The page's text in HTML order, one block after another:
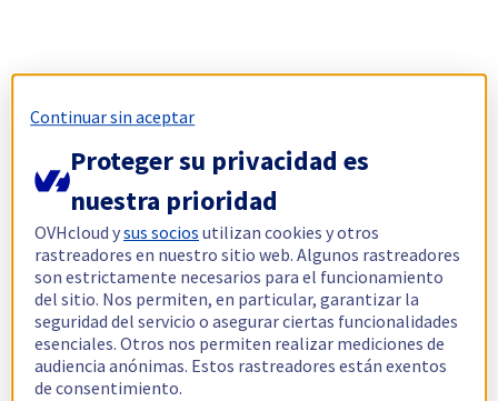
Continuar sin aceptar
Proteger su privacidad es
nuestra prioridad
OVHcloud ysus socios utilizan cookies y otros
rastreadores en nuestro sitio web. Algunos rastreadores
son estrictamente necesarios para el funcionamiento
del sitio. Nos permiten, en particular, garantizar la
seguridad del servicio o asegurar ciertas funcionalidades
esenciales. Otros nos permiten realizar mediciones de
audiencia anónimas. Estos rastreadores están exentos
de consentimiento.